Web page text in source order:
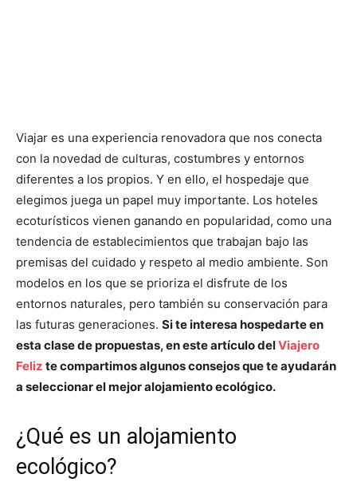
Viajar es una experiencia renovadora que nos conecta
con la novedad de culturas, costumbres y entornos
diferentes a los propios. Y en ello, el hospedaje que
elegimos juega un papel muy importante. Los hoteles
ecoturísticos vienen ganando en popularidad, como una
tendencia de establecimientos que trabajan bajo las
premisas del cuidado y respeto al medio ambiente. Son
modelos en los que se prioriza el disfrute de los
entornos naturales, pero también su conservación para
las futuras generaciones. Si te interesa hospedarte en
esta clase de propuestas, en este artículo delViajero
Feliz te compartimos algunos consejos que te ayudarán
a seleccionar el mejor alojamiento ecológico.
¿Qué es un alojamiento
ecológico?